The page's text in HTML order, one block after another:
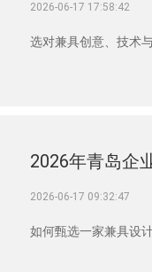
2026-06-17 17:58:42
选对兼具创意、技术
2026-06-17 09:32:47
如何甄选一家兼具设